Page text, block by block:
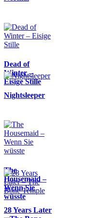
Dead of
Winter –
Eisige Stille
Nightsleeper
The
Housemaid –
Wenn Sie
wüsste
28 Years Later